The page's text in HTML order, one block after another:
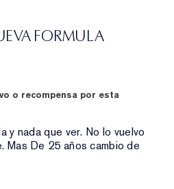
FORMULA
o recompensa por esta
y nada que ver. No lo vuelvo
Mas De 25 años cambio de